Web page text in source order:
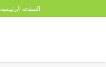
الصفحة الرئيسية